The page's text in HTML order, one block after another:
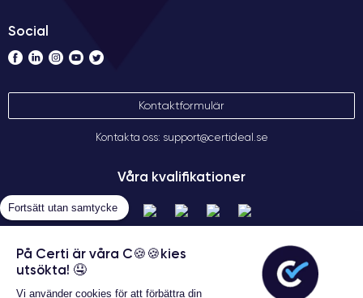
Social
Kontaktformulär
Kontakta oss: support@certideal.se
Våra kvalifikationer
Fortsätt utan samtycke
På Certi är våra C🍪🍪kies
utsökta! 🤤
Vi använder cookies för att förbättra din